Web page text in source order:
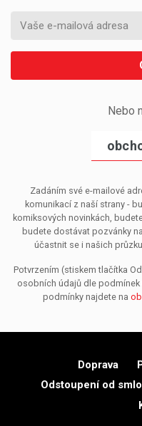
Nebo
Zadáním své e-mailové
komunikací z naší strany -
komiksových novinkách,
budete dostávat pozvánky
účastnit se i našich
Potvrzením (stiskem tlačítka
osobních údajů dle podmínek
podmínky najdete na
Doprava
Odstoupení od